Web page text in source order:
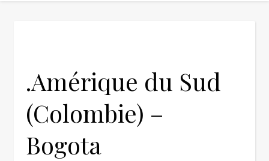
.Amérique du Sud
(Colombie) –
Bogota